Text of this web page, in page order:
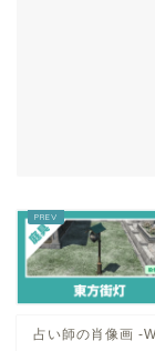
占い師の肖像画 -